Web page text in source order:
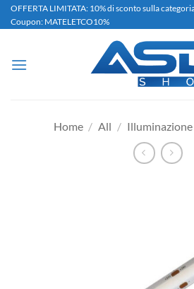
Salta
ai
OFFERTA LIMITATA: 10% di sconto sulla
Coupon: MATELETCO10%
Home / All / Illuminazione